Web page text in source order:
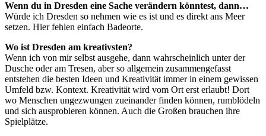
Wenn du in Dresden eine Sache verändern könntest, dann…
Würde ich Dresden so nehmen wie es ist und es direkt ans Meer
setzen. Hier fehlen einfach Badeorte.
Wo ist Dresden am kreativsten?
Wenn ich von mir selbst ausgehe, dann wahrscheinlich unter der
Dusche oder am Tresen, aber so allgemein zusammengefasst
entstehen die besten Ideen und Kreativität immer in einem gewissen
Umfeld bzw. Kontext. Kreativität wird vom Ort erst erlaubt! Dort
wo Menschen ungezwungen zueinander finden können, rumblödeln
und sich ausprobieren können. Auch die Großen brauchen ihre
Spielplätze.